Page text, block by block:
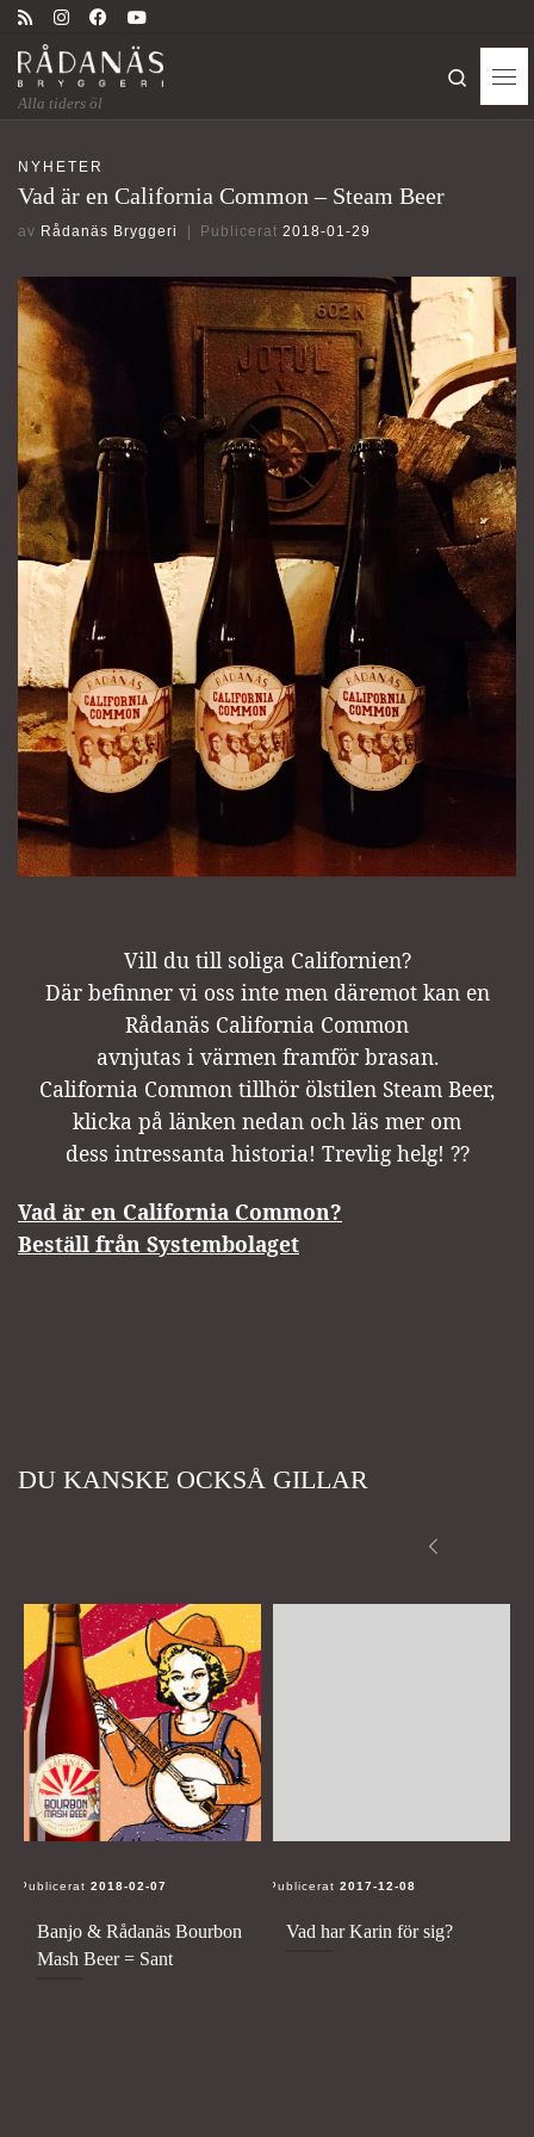
Alla tiders öl
Search
NYHETER
Vad är en California Common – Steam Beer
av Rådanäs Bryggeri Publicerat2018-01-29
Vill du till soliga Californien?
Där befinner vi oss inte men däremot kan en
Rådanäs California Common
avnjutas i värmen framför brasan.
California Common tillhör ölstilen Steam Beer,
klicka på länken nedan och läs mer om
dess intressanta historia! Trevlig helg! ??
Vad är en California Common?
Beställ från Systembolaget
DU KANSKE OCKSÅ GILLAR
Publicerat2018-02-07
Banjo & Rådanäs Bourbon
Mash Beer = Sant
Publicerat2017-12-08
Vad har Karin för sig?